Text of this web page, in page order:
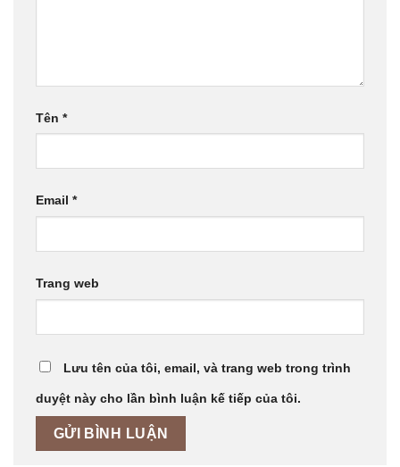
Tên *
Email *
Trang web
Lưu tên của tôi, email, và trang web trong trình
duyệt này cho lần bình luận kế tiếp của tôi.